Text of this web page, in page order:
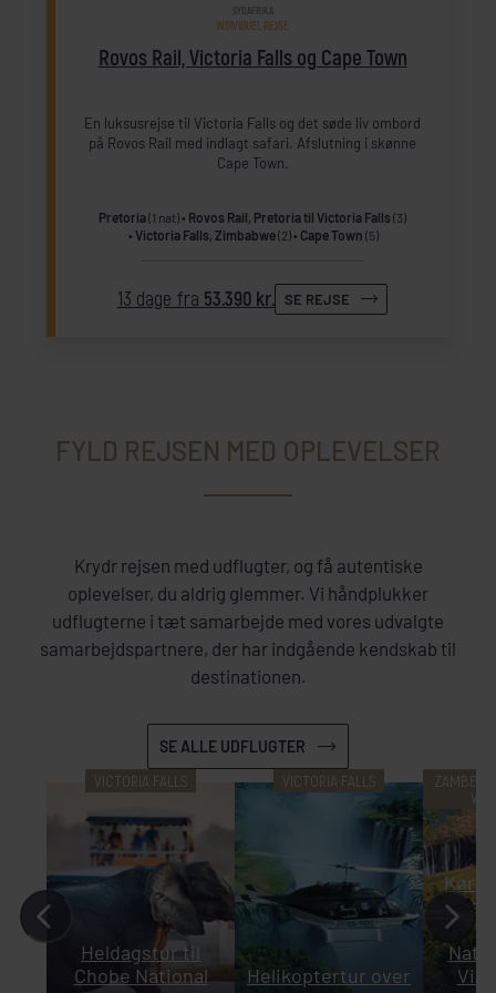
Rovos Rail, Victoria Falls og Cape Town
SYDAFRIKA
INDIVIDUEL REJSE
En luksusrejse til Victoria Falls og det søde liv ombord
på Rovos Rail med indlagt safari. Afslutning i skønne
Cape Town.
Pretoria(1 nat) Rovos Rail, Pretoria til Victoria Falls (3)
Victoria Falls, Zimbabwe(2) Cape Town (5)
13 dage fra 53.390 kr. SE REJSE
FYLD REJSEN MED OPLEVELSER
Krydr rejsen med udflugter, og få autentiske
oplevelser, du aldrig glemmer. Vi håndplukker
udflugterne i tæt samarbejde med vores udvalgte
samarbejdspartnere, der har indgående kendskab til
destinationen.
SE ALLE UDFLUGTER
VICTORIA FALLS
Heldagstur til
Chobe National
VICTORIA FALLS
Helikoptertur over
ZAMBEZI
Kør